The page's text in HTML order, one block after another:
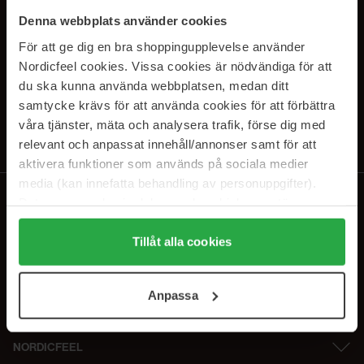
Denna webbplats använder cookies
För att ge dig en bra shoppingupplevelse använder
Nordicfeel cookies. Vissa cookies är nödvändiga för att
du ska kunna använda webbplatsen, medan ditt
samtycke krävs för att använda cookies för att förbättra
våra tjänster, mäta och analysera trafik, förse dig med
relevant och anpassat innehåll/annonser samt för att
aktivera funktioner som används på sociala medier
media (kan innefatta behandling av personuppgifter).
Genom att trycka på "Tillåt alla cookies" accepterar du
alla cookies, medan du under "Detaljer" kan anpassa
användningen av cookies. Du kan när som helst återkalla
samt vår Integritetspolicy.
Tillåt alla cookies
Anpassa
PRENUMERERA PÅ VÅRA
NYHETSBREV
E-postadress
Genom att prenumerera accepterar du vårIntegritetspolicy.
NORDICFEEL